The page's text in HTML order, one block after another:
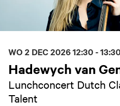
Hadewych van
Lunchconcert Dutch
Talent
WO 2 DEC 202612:30 -